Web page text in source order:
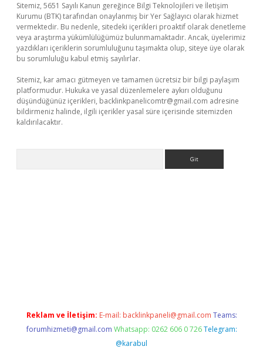
Sitemiz, 5651 Sayılı Kanun gereğince Bilgi Teknolojileri ve İletişim
Kurumu (BTK) tarafından onaylanmış bir Yer Sağlayıcı olarak hizmet
vermektedir. Bu nedenle, sitedeki içerikleri proaktif olarak denetleme
veya araştırma yükümlülüğümüz bulunmamaktadır. Ancak, üyelerimiz
yazdıkları içeriklerin sorumluluğunu taşımakta olup, siteye üye olarak
bu sorumluluğu kabul etmiş sayılırlar.
Sitemiz, kar amacı gütmeyen ve tamamen ücretsiz bir bilgi paylaşım
platformudur. Hukuka ve yasal düzenlemelere aykırı olduğunu
düşündüğünüz içerikleri, backlinkpanelicomtr@gmail.com adresine
bildirmeniz halinde, ilgili içerikler yasal süre içerisinde sitemizden
kaldırılacaktır.
Reklam ve İletişim: E-mail: backlinkpaneli@gmail.com Teams:
forumhizmeti@gmail.com Whatsapp: 0262 606 0 726 Telegram:
@karabul